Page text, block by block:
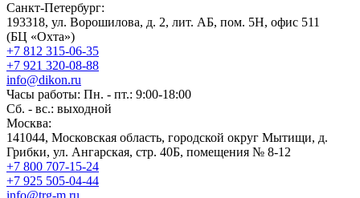
Санкт-Петербург:
193318, ул. Ворошилова, д. 2, лит. АБ, пом. 5Н, офис 511
(БЦ «Охта»)
+7 812 315-06-35
+7 921 320-08-88
info@dikon.ru
Часы работы: Пн. - пт.: 9:00-18:00
Сб. - вс.: выходной
Москва:
141044, Московская область, городской округ Мытищи, д.
Грибки, ул. Ангарская, стр. 40Б, помещения № 8-12
+7 800 707-15-24
+7 925 505-04-44
info@trg-m.ru